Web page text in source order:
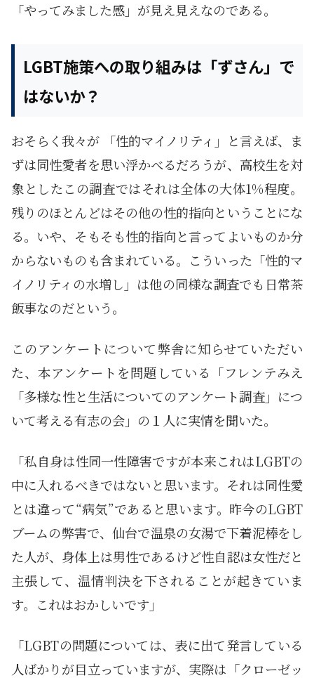
「やってみました感」が見え見えなのである。
LGBT施策への取り組みは「ずさん」で
はないか？
おそらく我々が 「性的マイノリティ」と言えば、ま
ずは同性愛者を思い浮かべるだろうが、高校生を対
象としたこの調査ではそれは全体の大体1%程度。
残りのほとんどはその他の性的指向ということにな
る。いや、そもそも性的指向と言ってよいものか分
からないものも含まれている。こういった「性的マ
イノリティの水増し」は他の同様な調査でも日常茶
飯事なのだという。
このアンケートについて弊舎に知らせていただい
た、本アンケートを問題している「フレンテみえ
「多様な性と生活についてのアンケート調査」につ
いて考える有志の会」の１人に実情を聞いた。
「私自身は性同一性障害ですが本来これはLGBTの
中に入れるべきではないと思います。それは同性愛
とは違って“病気”であると思います。昨今のLGBT
ブームの弊害で、仙台で温泉の女湯で下着泥棒をし
た人が、身体上は男性であるけど性自認は女性だと
主張して、温情判決を下されることが起きていま
す。これはおかしいです」
「LGBTの問題については、表に出て発言している
人ばかりが目立っていますが、実際は「クローゼッ